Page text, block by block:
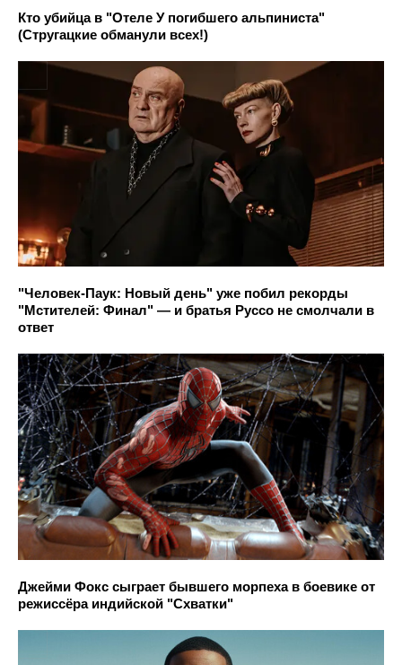
Кто убийца в "Отеле У погибшего альпиниста"
(Стругацкие обманули всех!)
"Человек-Паук: Новый день" уже побил рекорды
"Мстителей: Финал" — и братья Руссо не смолчали в
ответ
Джейми Фокс сыграет бывшего морпеха в боевике от
режиссёра индийской "Схватки"